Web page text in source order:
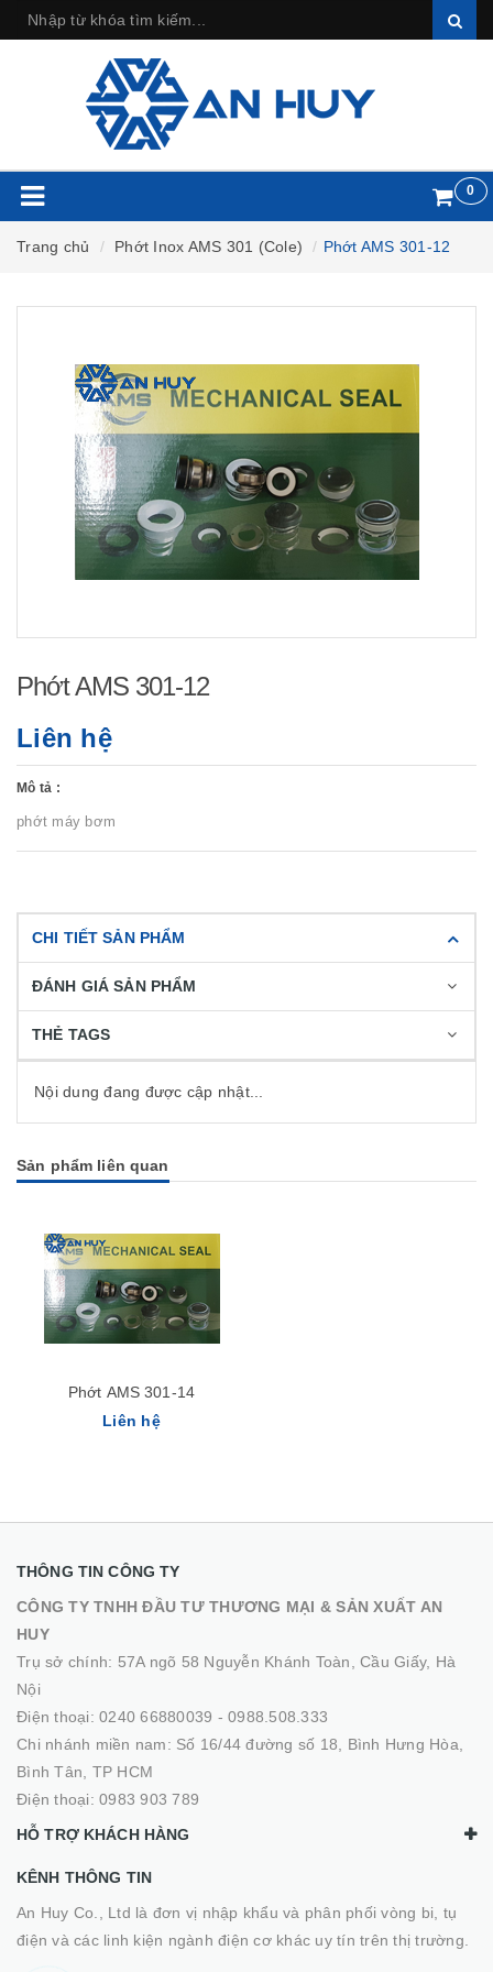
0
Trang chủ Phớt Inox AMS 301 (Cole) Phớt AMS 301-12
Phớt AMS 301-12
Liên hệ
Mô tả :
phớt máy bơm
CHI TIẾT SẢN PHẨM
ĐÁNH GIÁ SẢN PHẨM
THẺ TAGS
Nội dung đang được cập nhật...
Sản phẩm liên quan
Phớt AMS 301-14
Liên hệ
THÔNG TIN CÔNG TY
CÔNG TY TNHH ĐẦU TƯ THƯƠNG MẠI & SẢN XUẤT AN
HUY
Trụ sở chính: 57A ngõ 58 Nguyễn Khánh Toàn, Cầu Giấy, Hà
Nội
Điện thoại: 0240 66880039 - 0988.508.333
Chi nhánh miền nam: Số 16/44 đường số 18, Bình Hưng Hòa,
Bình Tân, TP HCM
Điện thoại: 0983 903 789
HỖ TRỢ KHÁCH HÀNG
KÊNH THÔNG TIN
An Huy Co., Ltd là đơn vị nhập khẩu và phân phối vòng bi, tụ
điện và các linh kiện ngành điện cơ khác uy tín trên thị trường.